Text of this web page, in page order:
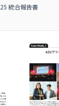
統合報告書